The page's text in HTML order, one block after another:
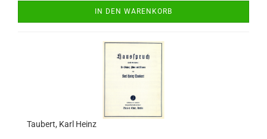
IN DEN WARENKORB
Taubert, Karl Heinz